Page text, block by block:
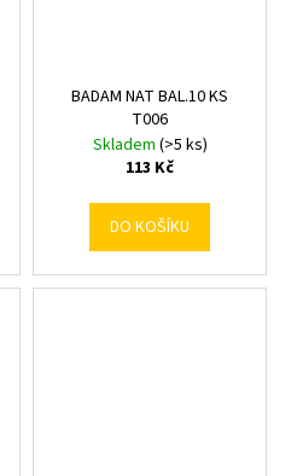
BADAM NAT BAL.10 KS
T006
Skladem (>5 ks)
113 Kč
DO KOŠÍKU